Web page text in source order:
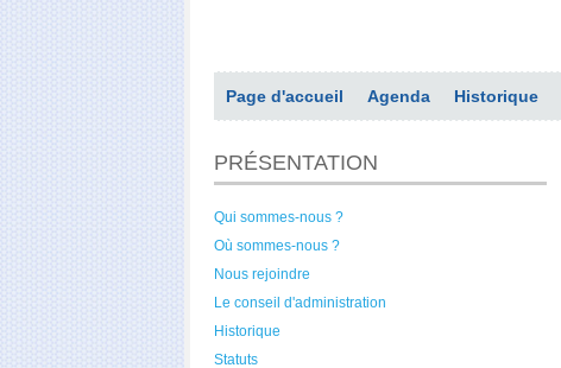
Page d'accueil Agenda Historique
PRÉSENTATION
Qui sommes-nous ?
Où sommes-nous ?
Nous rejoindre
Le conseil d'administration
Historique
Statuts